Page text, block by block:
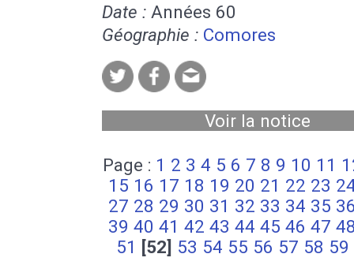
Date : Années 60
Géographie : Comores
Voir la notice
Page : 1 2 3 4 5 6 7 8 9 10 11
15 16 17 18 19 20 21 22 23
27 28 29 30 31 32 33 34 35
39 40 41 42 43 44 45 46 47
51 [52] 53 54 55 56 57 58 59